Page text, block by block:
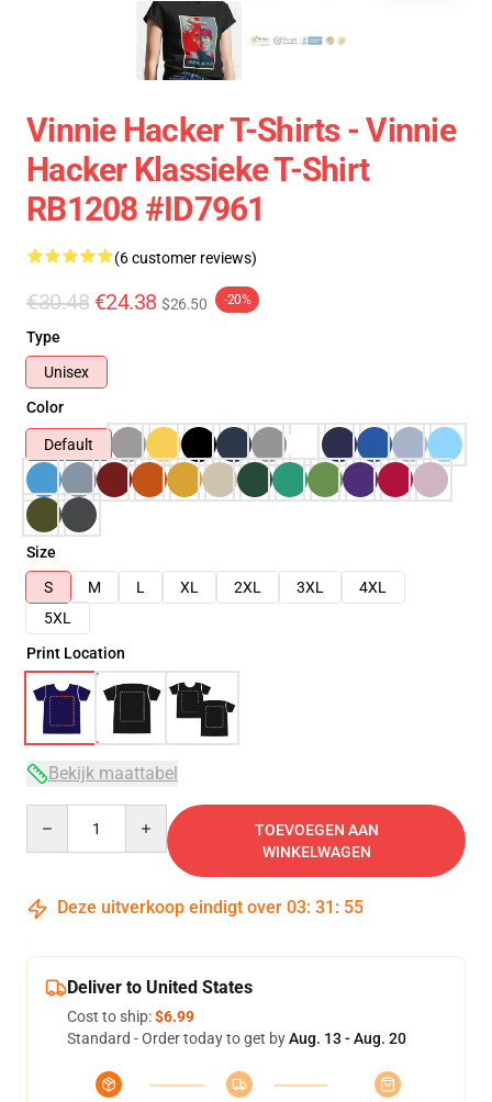
Vinnie Hacker T-Shirts - Vinnie
Hacker Klassieke T-Shirt
RB1208 #ID7961
(6 customer reviews)
€30.48 €24.38 $26.50 -20%
Type
Unisex
Color
Default
Size
S
M L XL 2XL 3XL
4XL
5XL
Print Location
Bekijk maattabel
TOEVOEGEN AAN
WINKELWAGEN
Deze uitverkoop eindigt over 03: 31 : 54
Deliver to United States
Cost to ship:$6.99
Standard - Order today to get byAug. 13 - Aug. 20